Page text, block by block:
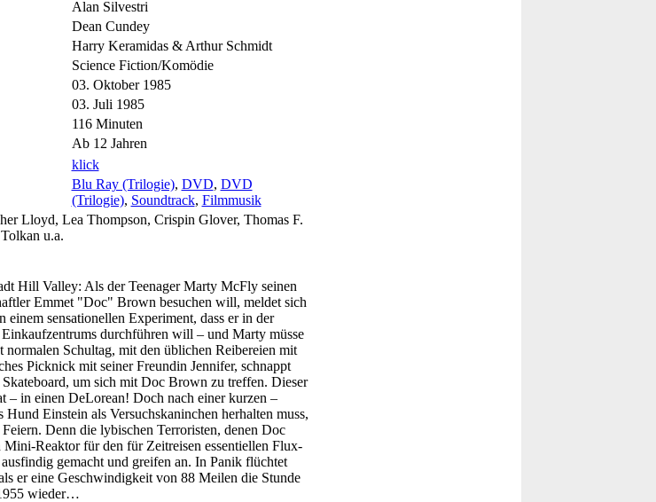
Alan Silvestri
Dean Cundey
Harry Keramidas & Arthur Schmidt
Science Fiction/Komödie
03. Oktober 1985
03. Juli 1985
116 Minuten
Ab 12 Jahren
klick
Blu Ray (Trilogie), DVD, DVD
(Trilogie), Soundtrack, Filmmusik
Lloyd, Lea Thompson, Crispin Glover, Thomas F.
u.a.
Hill Valley: Als der Teenager Marty McFly seinen
Emmet "Doc" Brown besuchen will, meldet sich
sensationellen Experiment, dass er in der
durchführen will – und Marty müsse
Schultag, mit den üblichen Reibereien mit
Picknick mit seiner Freundin Jennifer, schnappt
um sich mit Doc Brown zu treffen. Dieser
– in einen DeLorean! Doch nach einer kurzen –
Einstein als Versuchskaninchen herhalten muss,
Denn die lybischen Terroristen, denen Doc
Reaktor für den für Zeitreisen essentiellen Flux-
gemacht und greifen an. In Panik flüchtet
er eine Geschwindigkeit von 88 Meilen die Stunde
wieder…